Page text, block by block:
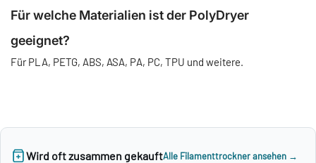
Für welche Materialien ist der PolyDryer
geeignet?
Für PLA, PETG, ABS, ASA, PA, PC, TPU und weitere.
Wird oft zusammen gekauftAlle Filamenttrockner ansehen →